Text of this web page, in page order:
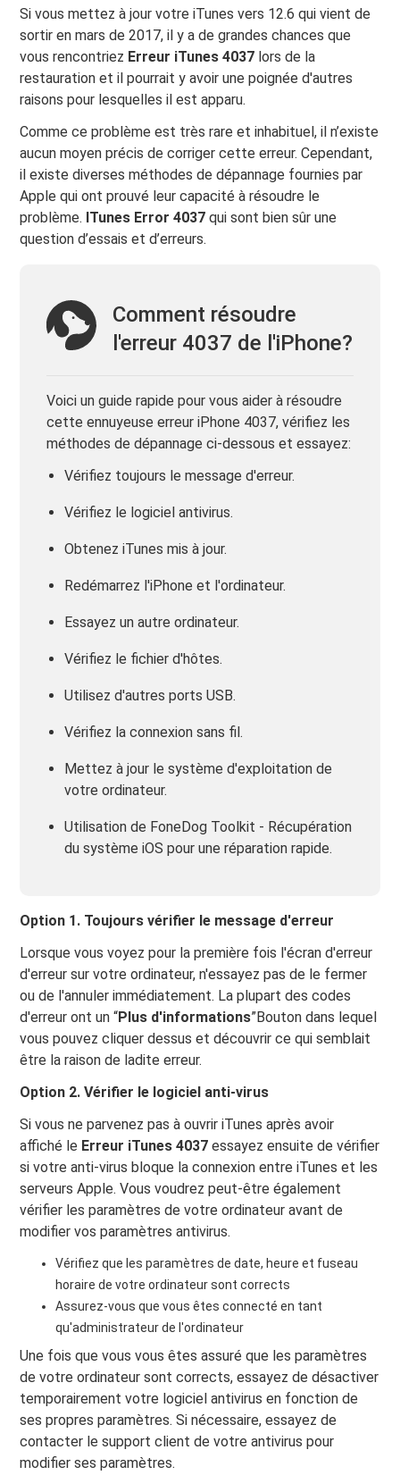
Si vous mettez à jour votre iTunes vers 12.6 qui vient de
sortir en mars de 2017, il y a de grandes chances que
vous rencontriez Erreur iTunes 4037 lors de la
restauration et il pourrait y avoir une poignée d'autres
raisons pour lesquelles il est apparu.
Comme ce problème est très rare et inhabituel, il n’existe
aucun moyen précis de corriger cette erreur. Cependant,
il existe diverses méthodes de dépannage fournies par
Apple qui ont prouvé leur capacité à résoudre le
problème. ITunes Error 4037 qui sont bien sûr une
question d’essais et d’erreurs.
Comment résoudre
l'erreur 4037 de l'iPhone?
Voici un guide rapide pour vous aider à résoudre
cette ennuyeuse erreur iPhone 4037, vérifiez les
méthodes de dépannage ci-dessous et essayez:
Vérifiez toujours le message d'erreur.
Vérifiez le logiciel antivirus.
Obtenez iTunes mis à jour.
Redémarrez l'iPhone et l'ordinateur.
Essayez un autre ordinateur.
Vérifiez le fichier d'hôtes.
Utilisez d'autres ports USB.
Vérifiez la connexion sans fil.
Mettez à jour le système d'exploitation de
votre ordinateur.
Utilisation de FoneDog Toolkit - Récupération
du système iOS pour une réparation rapide.
Option 1. Toujours vérifier le message d'erreur
Lorsque vous voyez pour la première fois l'écran d'erreur
d'erreur sur votre ordinateur, n'essayez pas de le fermer
ou de l'annuler immédiatement. La plupart des codes
d'erreur ont un “Plus d'informations”Bouton dans lequel
vous pouvez cliquer dessus et découvrir ce qui semblait
être la raison de ladite erreur.
Option 2. Vérifier le logiciel anti-virus
Si vous ne parvenez pas à ouvrir iTunes après avoir
affiché le Erreur iTunes 4037 essayez ensuite de vérifier
si votre anti-virus bloque la connexion entre iTunes et les
serveurs Apple. Vous voudrez peut-être également
vérifier les paramètres de votre ordinateur avant de
modifier vos paramètres antivirus.
Vérifiez que les paramètres de date, heure et fuseau
horaire de votre ordinateur sont corrects
Assurez-vous que vous êtes connecté en tant
qu'administrateur de l'ordinateur
Une fois que vous vous êtes assuré que les paramètres
de votre ordinateur sont corrects, essayez de désactiver
temporairement votre logiciel antivirus en fonction de
ses propres paramètres. Si nécessaire, essayez de
contacter le support client de votre antivirus pour
modifier ses paramètres.